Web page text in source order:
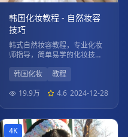
韩国化妆教程 - 自然妆容
技巧
韩式自然妆容教程，专业化妆
师指导，简单易学的化妆技
韩国化妆
教程
19.9万
4.6 2024-12-28
4K